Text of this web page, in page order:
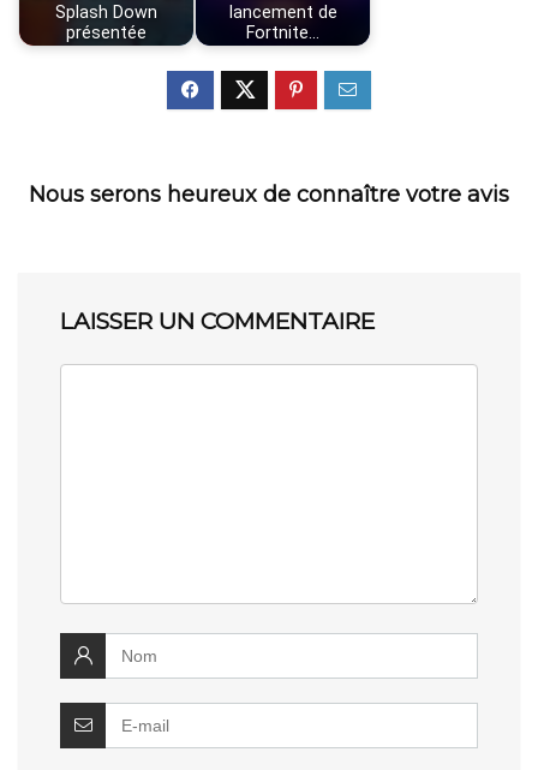
Splash Down
présentée
lancement de
Fortnite…
Nous serons heureux de connaître votre avis
LAISSER UN COMMENTAIRE